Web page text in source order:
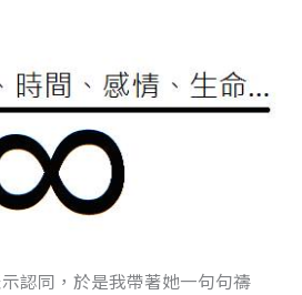
認同，於是我帶著她一句句禱